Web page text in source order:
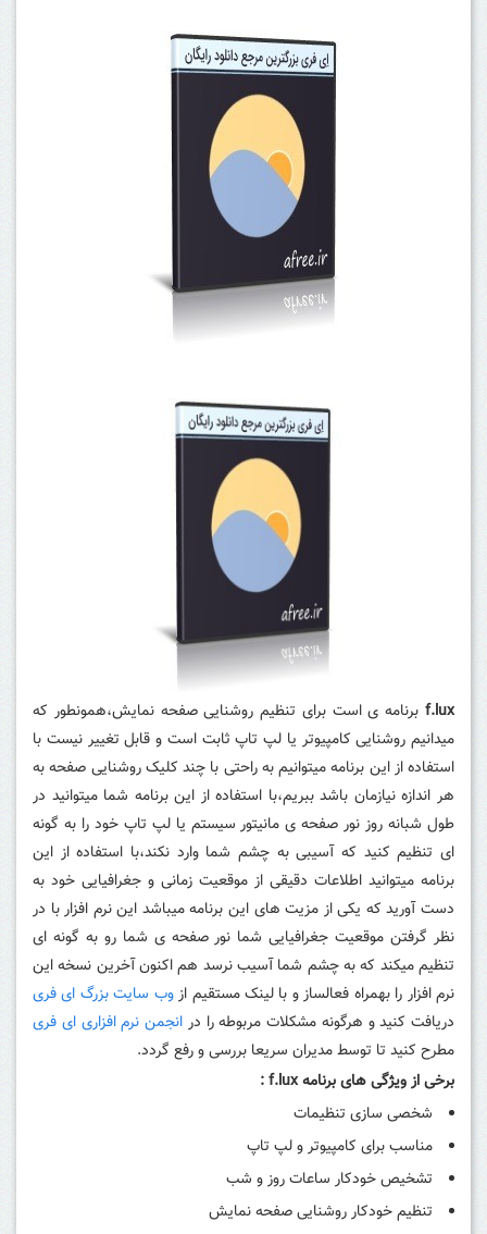
f.lux برنامه ی است برای تنظیم روشنایی صفحه نمایش،همونطور که
میدانیم روشنایی کامپیوتر یا لپ تاپ ثابت است و قابل تغییر نیست با
استفاده از این برنامه میتوانیم به راحتی با چند کلیک روشنایی صفحه به
هر اندازه نیازمان باشد ببریم،با استفاده از این برنامه شما میتوانید در
طول شبانه روز نور صفحه ی مانیتور سیستم یا لپ تاپ خود را به گونه
ای تنظیم کنید که آسیبی به چشم شما وارد نکند،با استفاده از این
برنامه میتوانید اطلاعات دقیقی از موقعیت زمانی و جغرافیایی خود به
دست آورید که یکی از مزیت های این برنامه میباشد این نرم افزار با در
نظر گرفتن موقعیت جغرافیایی شما نور صفحه ی شما رو به گونه ای
تنظیم میکند که به چشم شما آسیب نرسد هم اکنون آخرین نسخه این
نرم افزار را بهمراه فعالساز و با لینک مستقیم ازوب سایت بزرگ ای فری
دریافت کنید و هرگونه مشکلات مربوطه را در انجمن نرم افزاری ای فری
مطرح کنید تا توسط مدیران سریعا بررسی و رفع گردد.
برخی از ویژگی های برنامهf.lux
:
شخصی سازی تنظیمات
مناسب برای کامپیوتر و لپ تاپ
تشخیص خودکار ساعات روز و شب
تنظیم خودکار روشنایی صفحه نمایش